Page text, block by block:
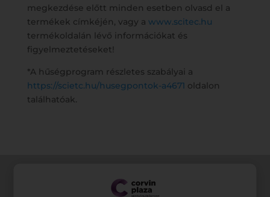
megkezdése előtt minden esetben olvasd el a
termékek címkéjén, vagy a www.scitec.hu
termékoldalán lévő információkat és
figyelmeztetéseket!
*A hűségprogram részletes szabályai a
https://scietc.hu/husegpontok-a4671 oldalon
találhatóak.